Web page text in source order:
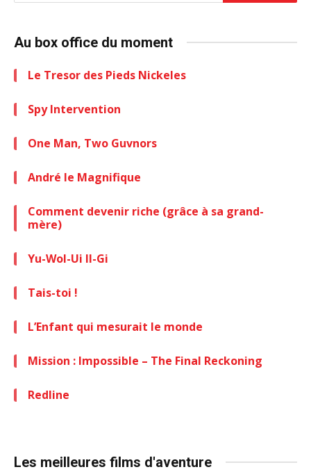
Au box office du moment
Le Tresor des Pieds Nickeles
Spy Intervention
One Man, Two Guvnors
André le Magnifique
Comment devenir riche (grâce à sa grand-
mère)
Yu-Wol-Ui Il-Gi
Tais-toi !
L’Enfant qui mesurait le monde
Mission : Impossible – The Final Reckoning
Redline
Les meilleures films d'aventure